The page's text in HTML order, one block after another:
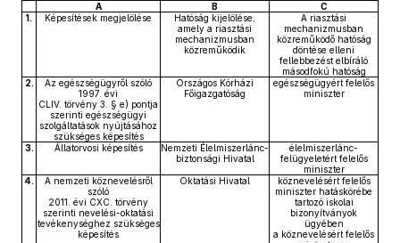
A B
C
1.
Képesítések megjelölése
Hatóság kijelölése,
amely a riasztási
mechanizmusban
közreműködik
A riasztási
mechanizmusban
közreműködő hatóság
döntése elleni
fellebbezést elbíráló
másodfokú hatóság
2.
Az egészségügyről szóló
1997. évi
CLIV. törvény 3. § e) pontja
szerinti egészségügyi
szolgáltatások nyújtásához
szükséges képesítés
Országos Kórházi
Főigazgatóság
egészségügyért felelős
miniszter
3. Állatorvosi képesítés
Nemzeti Élelmiszerlánc-
biztonsági Hivatal
élelmiszerlánc-
felügyeletért felelős
miniszter
4.
A nemzeti köznevelésről
szóló
2011. évi CXC. törvény
szerinti nevelési-oktatási
tevékenységhez szükséges
képesítés
Oktatási Hivatal
köznevelésért felelős
miniszter hatáskörébe
tartozó iskolai
bizonyítványok
ügyében
a köznevelésért felelős